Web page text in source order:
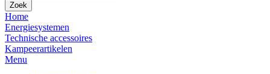
Zoek
Home
Energiesystemen
Technische accessoires
Kampeerartikelen
Menu